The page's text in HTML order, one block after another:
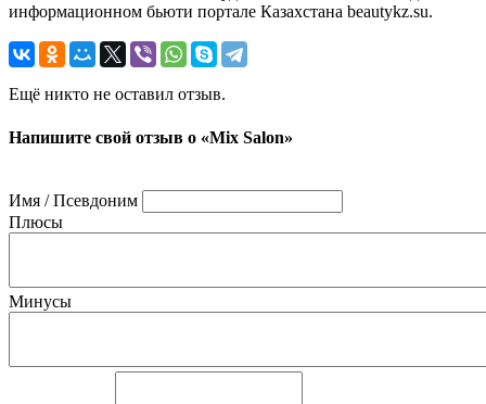
информационном бьюти портале Казахстана beautykz.su.
Ещё никто не оставил отзыв.
Напишите свой отзыв о «Mix Salon»
Имя / Псевдоним
Плюсы
Минусы